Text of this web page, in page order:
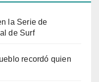
la Serie de
de Surf
recordó quien